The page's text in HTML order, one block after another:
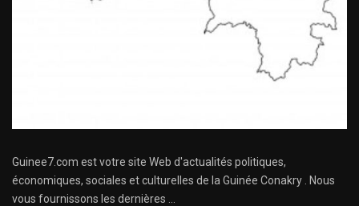
Guinee7.com est votre site Web d'actualités politiques,
économiques, sociales et culturelles de la Guinée Conakry . Nous
vous fournissons les dernières ...